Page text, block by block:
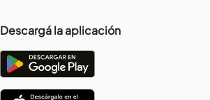
Descargá la aplicación